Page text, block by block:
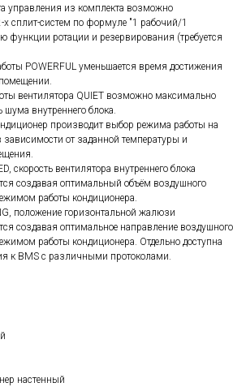
управления из комплекта возможно
х сплит-систем по формуле "1 рабочий/1
функции ротации и резервирования (требуется
POWERFUL уменьшается время достижения
вентилятора QUIET возможно максимально
внутреннего блока.
производит выбор режима работы на
зависимости от заданной температуры и
скорость вентилятора внутреннего блока
создавая оптимальный объём воздушного
работы кондиционера.
положение горизонтальной жалюзи
создавая оптимальное направление воздушного
работы кондиционера. Отдельно доступна
к BMS с различными протоколами.
настенный